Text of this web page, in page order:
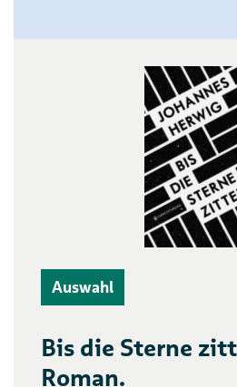
Auswahl
Bis die Sterne
Roman.